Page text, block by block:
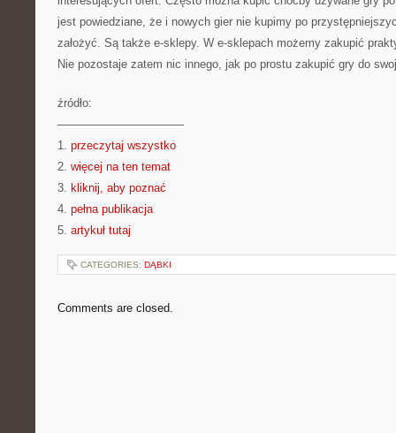
jest powiedziane, że i nowych gier nie kupimy po
założyć. Są także e-sklepy. W e-sklepach możemy zakupić
Nie pozostaje zatem nic innego, jak po prostu zakupić gry do
źródło:
———————————
1. przeczytaj wszystko
2. więcej na ten temat
3. kliknij, aby poznać
4. pełna publikacja
5. artykuł tutaj
CATEGORIES: DĄBKI
Comments are closed.